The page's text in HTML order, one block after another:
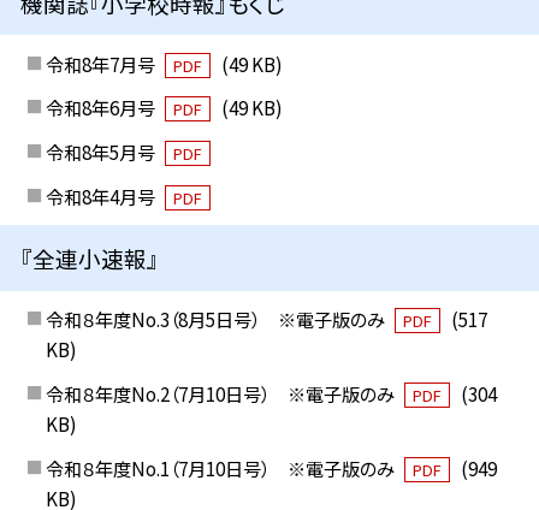
令和8年7月号 PDF
(49 KB)
令和8年6月号
PDF
(49 KB)
令和8年5月号
PDF
令和8年4月号 PDF
『全連小速報』
令和８年度No.3（8月5日号） ※電子版のみ PDF
(517
KB)
令和８年度No.2（7月10日号） ※電子版のみ
PDF
(304
KB)
令和８年度No.1（7月10日号） ※電子版のみ
PDF
(949
KB)